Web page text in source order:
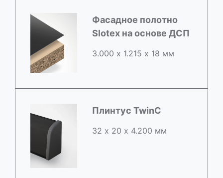
Фасадное полотно
Slotex на основе ДСП
3.000 х 1.215 х 18 мм
Плинтус TwinC
32 х 20 х 4.200 мм